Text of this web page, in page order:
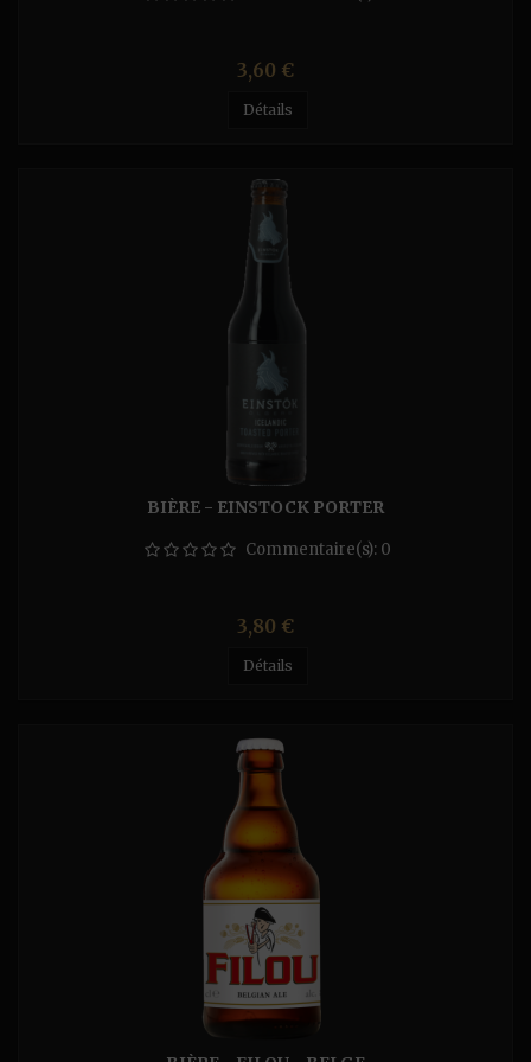
Prix
3,60 €
Détails
BIÈRE - EINSTOCK PORTER
Commentaire(s): 0
Prix
3,80 €
Détails